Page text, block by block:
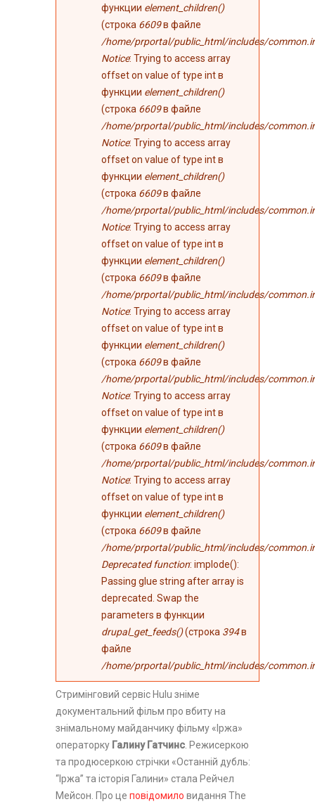
функции element_children()
(строка 6609в файле
/home/prportal/public_html/includes/
Notice: Trying to access array
offset on value of type int в
функции element_children()
(строка 6609в файле
/home/prportal/public_html/includes/
Notice: Trying to access array
offset on value of type int в
функции element_children()
(строка 6609в файле
/home/prportal/public_html/includes/
Notice: Trying to access array
offset on value of type int в
функции element_children()
(строка 6609в файле
/home/prportal/public_html/includes/
Notice: Trying to access array
offset on value of type int в
функции element_children()
(строка 6609в файле
/home/prportal/public_html/includes/
Notice: Trying to access array
offset on value of type int в
функции element_children()
(строка 6609в файле
/home/prportal/public_html/includes/
Notice: Trying to access array
offset on value of type int в
функции element_children()
(строка 6609в файле
/home/prportal/public_html/includes/
Deprecated function: implode():
Passing glue string after array is
deprecated. Swap the
parameters в функции
drupal_get_feeds()(строка 394в
файле
/home/prportal/public_html/includes/
Стримінговий сервіс Hulu зніме
документальний фільм про вбиту на
знімальному майданчику фільму «Іржа»
операторку Галину Гатчинс . Режисеркою
та продюсеркою стрічки «Останній дубль:
“Іржа” та історія Галини» стала Рейчел
Мейсон. Про це повідомило видання The